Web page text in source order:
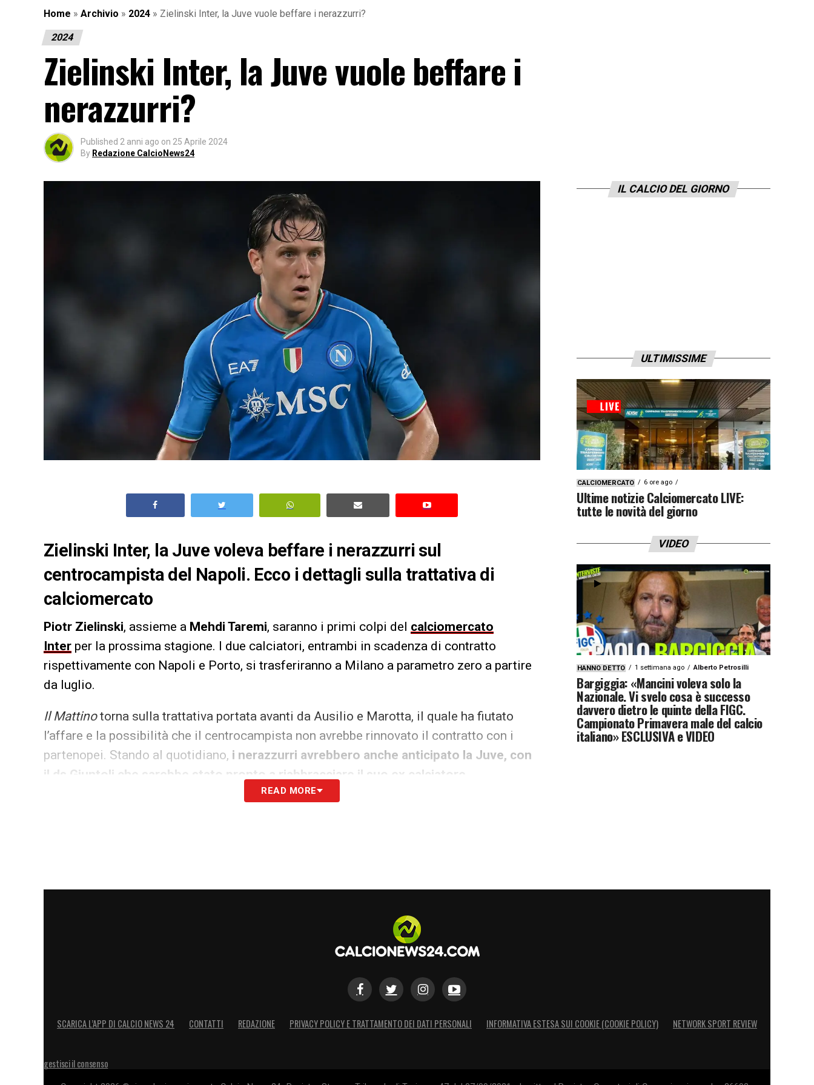
Home » Archivio » 2024 » Zielinski Inter, la Juve vuole beffare i nerazzurri?
2024
Zielinski Inter, la Juve vuole beffare i
nerazzurri?
Published 2 anni ago on 25 Aprile 2024
By Redazione CalcioNews24
Zielinski Inter, la Juve voleva beffare i nerazzurri sul
centrocampista del Napoli. Ecco i dettagli sulla trattativa di
calciomercato
Piotr Zielinski, assieme a Mehdi Taremi, saranno i primi colpi del calciomercato
Inter per la prossima stagione. I due calciatori, entrambi in scadenza di contratto
rispettivamente con Napoli e Porto, si trasferiranno a Milano a parametro zero a partire
da luglio.
Il Mattinotorna sulla trattativa portata avanti da Ausilio e Marotta, il quale ha fiutato
l’affare e la possibilità che il centrocampista non avrebbe rinnovato il contratto con i
partenopei. Stando al quotidiano, i nerazzurri avrebbero anche anticipato la Juve, con
il ds Giuntoli che sarebbe stato pronto a riabbracciare il suo ex calciatore
READ MORE
IL CALCIO DEL GIORNO
ULTIMISSIME
CALCIOMERCATO 6 ore ago
Ultime notizie Calciomercato LIVE:
tutte le novità del giorno
VIDEO
HANNO DETTO 1 settimana ago Alberto Petrosilli
Bargiggia: «Mancini voleva solo la
Nazionale. Vi svelo cosa è successo
davvero dietro le quinte della FIGC.
Campionato Primavera male del calcio
italiano» ESCLUSIVA e VIDEO
SCARICA L’APP DI CALCIO NEWS 24 CONTATTI REDAZIONE PRIVACY POLICY E TRATTAMENTO DEI DATI PERSONALI INFORMATIVA ESTESA SUI COOKIE (COOKIE POLICY) NETWORK SPORT REVIEW
gestisci il consenso